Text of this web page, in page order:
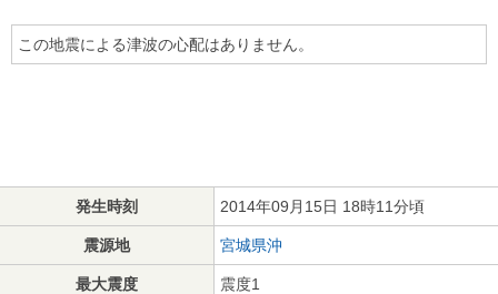
この地震による津波の心配はありません。
発生時刻 2014年09月15日 18時11分頃
震源地 宮城県沖
最大震度 震度1